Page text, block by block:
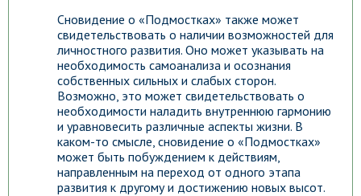
Сновидение о «Подмостках» также может
свидетельствовать о наличии возможностей для
личностного развития. Оно может указывать на
необходимость самоанализа и осознания
собственных сильных и слабых сторон.
Возможно, это может свидетельствовать о
необходимости наладить внутреннюю гармонию
и уравновесить различные аспекты жизни. В
каком-то смысле, сновидение о «Подмостках»
может быть побуждением к действиям,
направленным на переход от одного этапа
развития к другому и достижению новых высот.